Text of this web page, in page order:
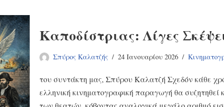
Καποδίστριας: Λίγες
Σπύρος Καλατζής 24 Ιανουαρίου 2026
του συντάκτη μας, Σπύρου Καλατζή Σχεδόν κάθε
ελληνική κινηματογραφική παραγωγή θα συζητηθεί